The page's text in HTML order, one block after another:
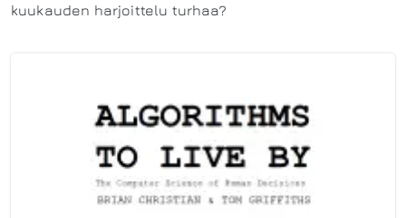
kuukauden harjoittelu turhaa?